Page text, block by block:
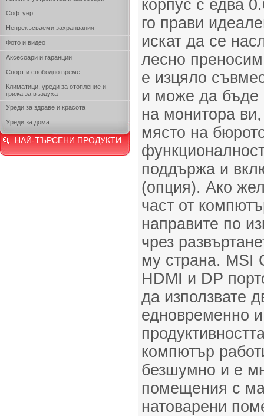
Софтуер
Непрекъсваеми захранвания
Фото и видео
Аксесоари и гаранции
Спорт и свободно време
Климатици, уреди за отопление и
грижа за въздуха
Уреди за здраве и красота
Уреди за дома
НАЙ-ТЪРСЕНИ ПРОДУКТИ
корпус с едва
го прави
искат да се
лесно
е изцяло
и може да бъде
на монитора
място на
поддържа и
(опция). Ако
част от
направите по
чрез
му страна. MSI
HDMI и DP
да използвате
едновременно
компютър
безшумно и е
помещения с
натоварени